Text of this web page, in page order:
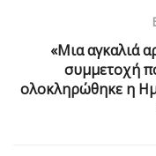
«Μια αγκαλιά
συμμετοχή
ολοκληρώθηκε η